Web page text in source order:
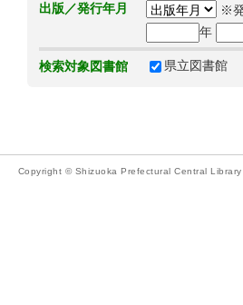
出版／発行年月
※
年
検索対象図書館 県立図書館
Copyright © Shizuoka Prefectural Central Library